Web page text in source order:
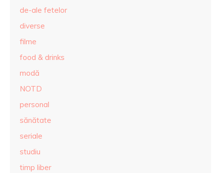
de-ale fetelor
diverse
filme
food & drinks
modă
NOTD
personal
sănătate
seriale
studiu
timp liber